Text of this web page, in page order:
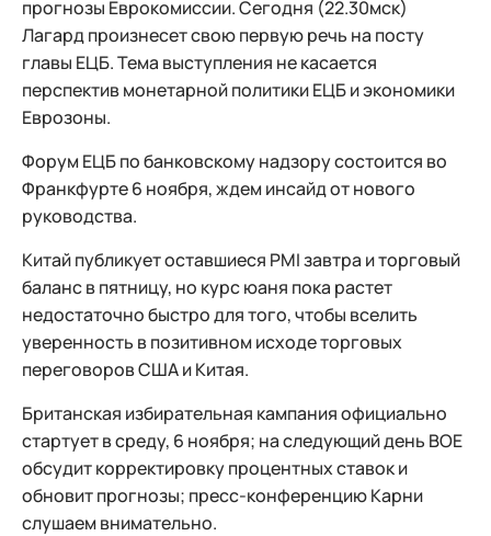
прогнозы Еврокомиссии. Сегодня (22.30мск)
Лагард произнесет свою первую речь на посту
главы ЕЦБ. Тема выступления не касается
перспектив монетарной политики ЕЦБ и экономики
Еврозоны.
Форум ЕЦБ по банковскому надзору состоится во
Франкфурте 6 ноября, ждем инсайд от нового
руководства.
Китай публикует оставшиеся PMI завтра и торговый
баланс в пятницу, но курс юаня пока растет
недостаточно быстро для того, чтобы вселить
уверенность в позитивном исходе торговых
переговоров США и Китая.
Британская избирательная кампания официально
стартует в среду, 6 ноября; на следующий день BOE
обсудит корректировку процентных ставок и
обновит прогнозы; пресс-конференцию Карни
слушаем внимательно.